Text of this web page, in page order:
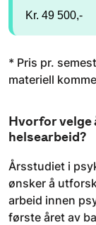
Kr. 49 500,-
* Pris pr.
materiell
Hvorfor
helsearbeid?
Årsstudiet i
ønsker å
arbeid innen
første året av